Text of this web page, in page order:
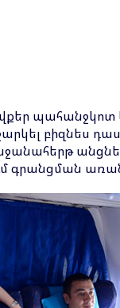
ր պահանջկոտ
բիզնես